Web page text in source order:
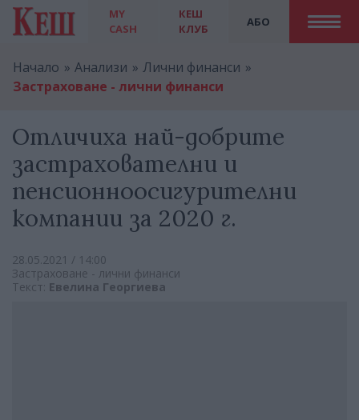
MY
CASH
АБО
КЕШ
КЛУБ
Начало Анализи
Лични финанси
Застраховане - лични финанси
Отличиха най-добрите
застрахователни и
пенсионноосигурителни
компании за 2020 г.
28.05.2021 / 14:00
Застраховане - лични финанси
Текст: Евелина Георгиева